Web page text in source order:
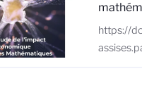
https://